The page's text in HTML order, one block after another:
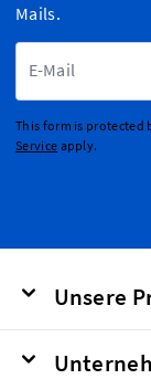
Mails.
This form is protected
Service apply.
Unsere